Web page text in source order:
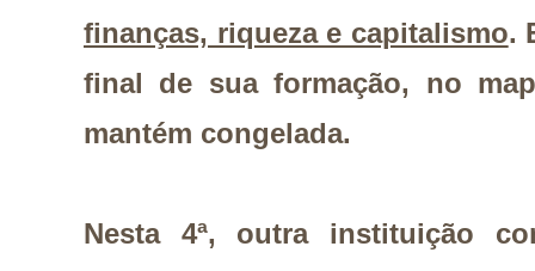
finanças, riqueza e capitalismo.
final de sua formação, no
mantém congelada.
Nesta 4ª, outra instituição